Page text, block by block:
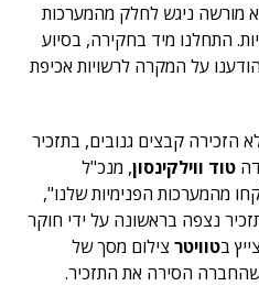
מורשה ניגש לחלק מהמערכות
התחלנו מיד בחקירה, בסיוע
על המקרה לרשויות אכיפת
קבצים גנובים, בתזכיר
טוד ווילקינסון, מנכ"ל
מהמערכות הפנימיות שלנו",
נצפה בראשונה על ידי חוקר
בטוויטר צילום מסך של
שהחברה הסירה את התזכיר.